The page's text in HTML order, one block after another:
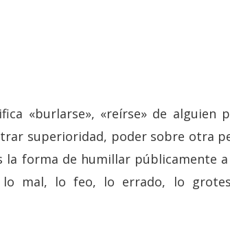
«burlarse», «reírse» de alguien
superioridad, poder sobre otra
la forma de humillar públicamente
mal, lo feo, lo errado, lo